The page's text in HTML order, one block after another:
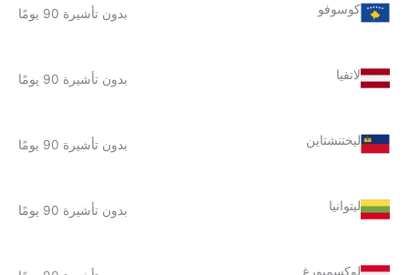
كوسوفو بدون تأشيرة 90 يومًا
لاتفيا بدون تأشيرة 90 يومًا
ليختنشتاين بدون تأشيرة 90 يومًا
ليتوانيا بدون تأشيرة 90 يومًا
لوكسمبورغ